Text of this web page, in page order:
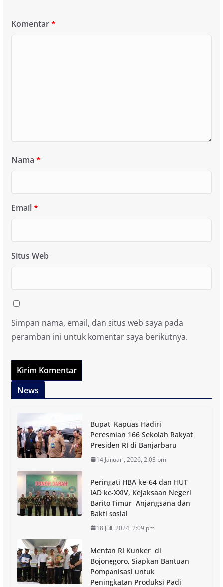
Komentar*
Nama *
Email*
Situs Web
Simpan nama, email, dan situs web saya pada
peramban ini untuk komentar saya berikutnya.
News
Bupati Kapuas Hadiri
Peresmian 166 Sekolah Rakyat
Presiden RI di Banjarbaru
14 Januari, 2026, 2:03 pm
Peringati HBA ke-64 dan HUT
IAD ke-XXIV, Kejaksaan Negeri
Barito Timur Anjangsana dan
Bakti sosial
18 Juli, 2024, 2:09 pm
Mentan RI Kunker di
Bojonegoro, Siapkan Bantuan
Pompanisasi untuk
Peningkatan Produksi Padi